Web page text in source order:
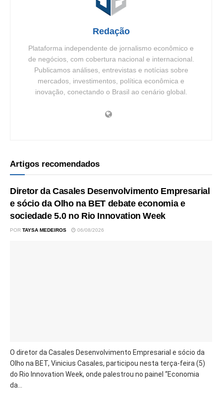
Redação
Plataforma independente de jornalismo econômico e
de negócios, com cobertura nacional e internacional.
Publicamos análises, entrevistas e notícias sobre
mercados, investimentos, política econômica e
inovação, conectando o Brasil ao cenário global.
Artigos recomendados
Diretor da Casales Desenvolvimento Empresarial
e sócio da Olho na BET debate economia e
sociedade 5.0 no Rio Innovation Week
POR TAYSA MEDEIROS 06/08/2026
O diretor da Casales Desenvolvimento Empresarial e sócio da
Olho na BET, Vinicius Casales, participou nesta terça-feira (5)
do Rio Innovation Week, onde palestrou no painel “Economia
da...